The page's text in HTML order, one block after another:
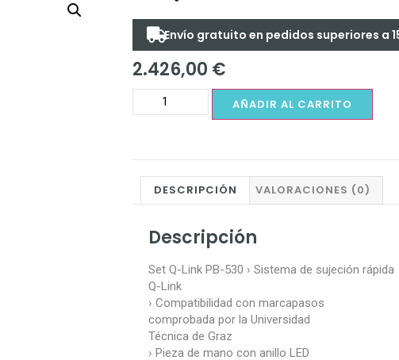
Envío gratuito en pedidos superiores a
2.426,00 €
AÑADIR AL CARRITO
DESCRIPCIÓN VALORACIONES (0)
Descripción
Set Q-Link PB-530 › Sistema de sujeción rápida
Q-Link
› Compatibilidad con marcapasos
comprobada por la Universidad
Técnica de Graz
› Pieza de mano con anillo LED